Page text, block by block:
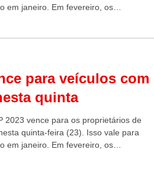
em janeiro. Em fevereiro, os
para veículos com
quinta
2023 vence para os proprietários de
quinta-feira (23). Isso vale para
em janeiro. Em fevereiro, os